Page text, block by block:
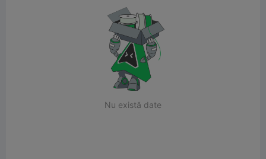
Nu există date